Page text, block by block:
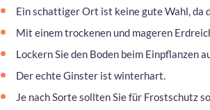
Ein schattiger Ort ist keine gute Wahl, da
Mit einem trockenen und mageren
Lockern Sie den Boden beim Einpflanzen
Der echte Ginster ist winterhart.
Je nach Sorte sollten Sie für Frostschutz